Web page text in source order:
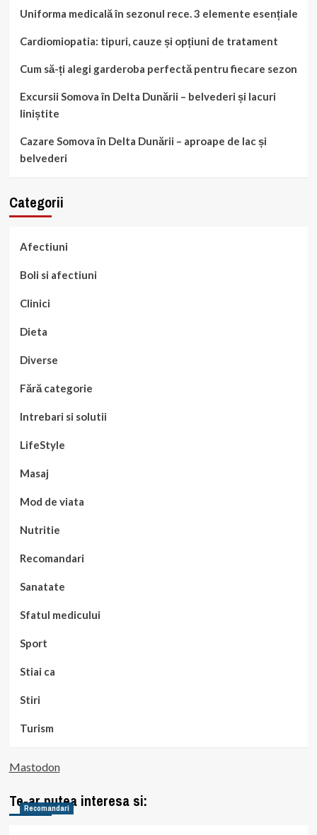
Uniforma medicală în sezonul rece. 3 elemente esențiale
Cardiomiopatia: tipuri, cauze și opțiuni de tratament
Cum să-ți alegi garderoba perfectă pentru fiecare sezon
Excursii Somova în Delta Dunării – belvederi și lacuri
liniștite
Cazare Somova în Delta Dunării – aproape de lac și
belvederi
Categorii
Afectiuni
Boli si afectiuni
Clinici
Dieta
Diverse
Fără categorie
Intrebari si solutii
LifeStyle
Masaj
Mod de viata
Nutritie
Recomandari
Sanatate
Sfatul medicului
Sport
Stiai ca
Stiri
Turism
Mastodon
Te-ar putea interesa si:
Recomandari